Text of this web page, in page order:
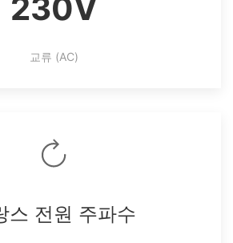
230V
교류 (AC)
스 전원 주파수